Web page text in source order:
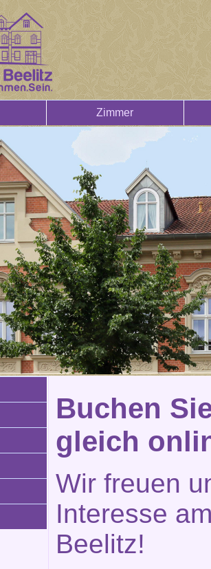
Zimmer
Buchen
gleich
Wir freuen
Interesse
Beelitz!